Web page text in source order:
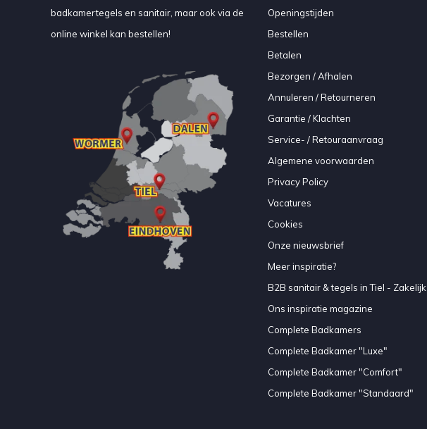
badkamertegels en sanitair, maar ook via de
online winkel kan bestellen!
Openingstijden
Bestellen
Betalen
Bezorgen / Afhalen
Annuleren / Retourneren
Garantie / Klachten
Service- / Retouraanvraag
Algemene voorwaarden
Privacy Policy
Vacatures
Cookies
Onze nieuwsbrief
Meer inspiratie?
B2B sanitair & tegels in Tiel - Zakelijk
Ons inspiratie magazine
Complete Badkamers
Complete Badkamer "Luxe"
Complete Badkamer "Comfort"
Complete Badkamer "Standaard"